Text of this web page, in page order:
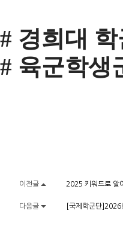
# 경희대
# 육군학생
이전글 2025 키워드로 알
다음글 [국제학군단]2026